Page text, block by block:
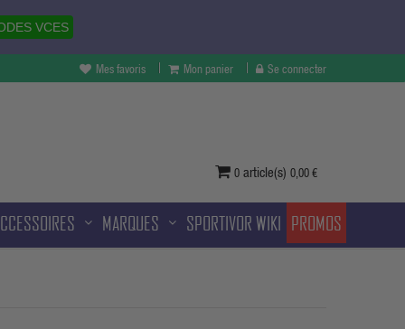
VCES
à Melun et sans fraisMes favoris Mon panier Se connecter
0 article(s) 0,00 €
MARQUES SPORTIVOR WIKI PROMOS